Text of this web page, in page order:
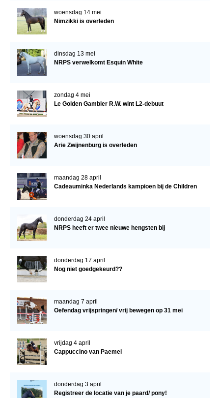
woensdag 14 mei
Nimzikki is overleden
dinsdag 13 mei
NRPS verwelkomt Esquin White
zondag 4 mei
Le Golden Gambler R.W. wint L2-debuut
woensdag 30 april
Arie Zwijnenburg is overleden
maandag 28 april
Cadeauminka Nederlands kampioen bij de Children
donderdag 24 april
NRPS heeft er twee nieuwe hengsten bij
donderdag 17 april
Nog niet goedgekeurd??
maandag 7 april
Oefendag vrijspringen/ vrij bewegen op 31 mei
vrijdag 4 april
Cappuccino van Paemel
donderdag 3 april
Registreer de locatie van je paard/ pony!